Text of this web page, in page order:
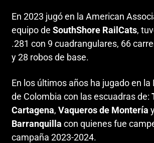
En 2023 jugó en la American
equipo deSouthShore RailCats,
.281 con 9 cuadrangulares, 66
y 28 robos de base.
En los últimos años ha jugado en la
de Colombia con las escuadras de:
Cartagena,Vaqueros de Montería
Barranquilla con quienes fue
campaña 2023-2024.